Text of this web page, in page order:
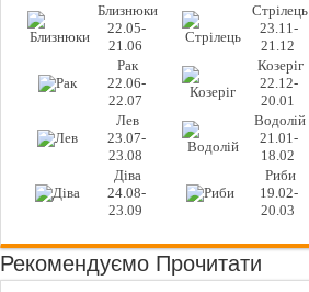
Близнюки
22.05-
21.06
Стрілець
23.11-
21.12
Рак
22.06-
22.07
Козеріг
22.12-
20.01
Лев
23.07-
23.08
Водолій
21.01-
18.02
Діва
24.08-
23.09
Риби
19.02-
20.03
Рекомендуємо Прочитати